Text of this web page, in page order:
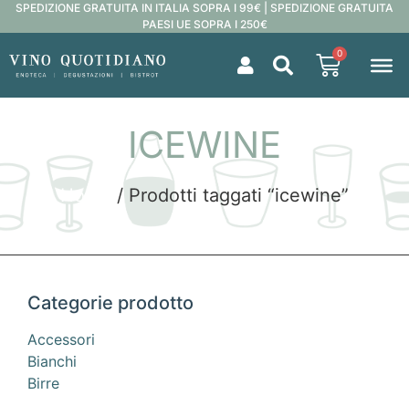
SPEDIZIONE GRATUITA IN ITALIA SOPRA I 99€ | SPEDIZIONE GRATUITA
PAESI UE SOPRA I 250€
0
ICEWINE
Home / Prodotti taggati “icewine”
Categorie prodotto
Accessori
Bianchi
Birre